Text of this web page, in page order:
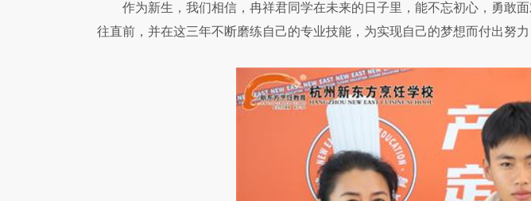
作为新生，我们相信，冉祥君同学在未来的日子里，能不忘初心，勇敢
往直前，并在这三年不断磨练自己的专业技能，为实现自己的梦想而付出努